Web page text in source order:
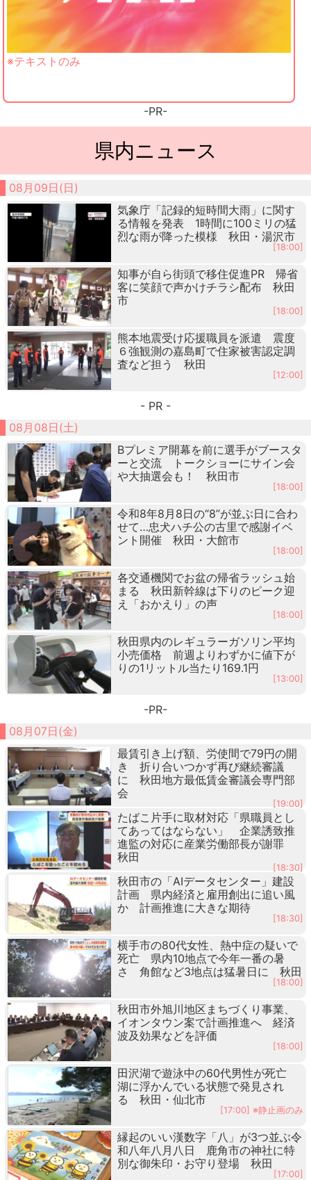
※テキストのみ
-PR-
県内ニュース
08月09日(日)
気象庁「記録的短時間大雨」に関す
る情報を発表 1時間に100ミリの猛
烈な雨が降った模様 秋田・湯沢市
[18:00]
知事が自ら街頭で移住促進PR 帰省
客に笑顔で声かけチラシ配布 秋田
市
[18:00]
熊本地震受け応援職員を派遣 震度
６強観測の嘉島町で住家被害認定調
査など担う 秋田
[12:00]
- PR -
08月08日(土)
Bプレミア開幕を前に選手がブースタ
ーと交流 トークショーにサイン会
や大抽選会も！ 秋田市
[18:00]
令和8年8月8日の“8”が並ぶ日に合わ
せて…忠犬ハチ公の古里で感謝イベ
ント開催 秋田・大館市
[18:00]
各交通機関でお盆の帰省ラッシュ始
まる 秋田新幹線は下りのピーク迎
え「おかえり」の声
[18:00]
秋田県内のレギュラーガソリン平均
小売価格 前週よりわずかに値下が
りの1リットル当たり169.1円
[13:00]
-PR-
08月07日(金)
最賃引き上げ額、労使間で79円の開
き 折り合いつかず再び継続審議
に 秋田地方最低賃金審議会専門部
会
[19:00]
たばこ片手に取材対応「県職員とし
てあってはならない」 企業誘致推
進監の対応に産業労働部長が謝罪
秋田
[18:30]
秋田市の「AIデータセンター」建設
計画 県内経済と雇用創出に追い風
か 計画推進に大きな期待
[18:30]
横手市の80代女性、熱中症の疑いで
死亡 県内10地点で今年一番の暑
さ 角館など3地点は猛暑日に 秋田
[18:00]
秋田市外旭川地区まちづくり事業、
イオンタウン案で計画推進へ 経済
波及効果などを評価
[18:00]
田沢湖で遊泳中の60代男性が死亡
湖に浮かんでいる状態で発見され
る 秋田・仙北市
[17:00] ※静止画のみ
縁起のいい漢数字「八」が3つ並ぶ令
和八年八月八日 鹿角市の神社に特
別な御朱印・お守り登場 秋田
[17:00]